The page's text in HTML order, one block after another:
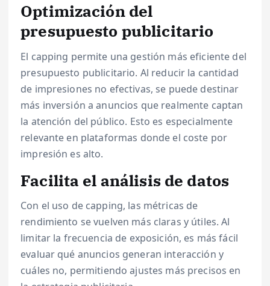
Optimización del
presupuesto publicitario
El capping permite una gestión más eficiente del
presupuesto publicitario. Al reducir la cantidad
de impresiones no efectivas, se puede destinar
más inversión a anuncios que realmente captan
la atención del público. Esto es especialmente
relevante en plataformas donde el coste por
impresión es alto.
Facilita el análisis de datos
Con el uso de capping, las métricas de
rendimiento se vuelven más claras y útiles. Al
limitar la frecuencia de exposición, es más fácil
evaluar qué anuncios generan interacción y
cuáles no, permitiendo ajustes más precisos en